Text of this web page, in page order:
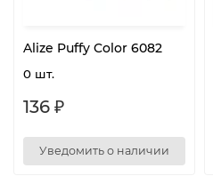
Alize Puffy Color 6082
0 шт.
136 ₽
Уведомить о наличии